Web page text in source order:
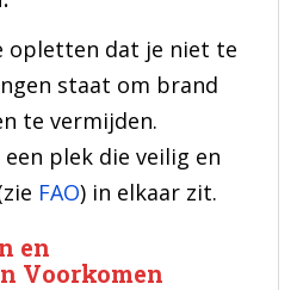
opletten dat je niet te
staat om brand
te vermijden.
plek die veilig en
FAO) in elkaar zit.
en
Voorkomen